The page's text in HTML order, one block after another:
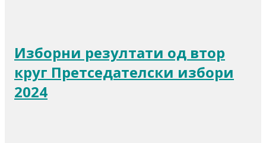
Изборни резултати од втор
круг Претседателски избори
2024